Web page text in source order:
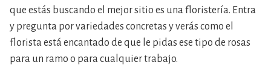
que estás buscando el mejor sitio es una floristería. Entra
y pregunta por variedades concretas y verás como el
florista está encantado de que le pidas ese tipo de rosas
para un ramo o para cualquier trabajo.